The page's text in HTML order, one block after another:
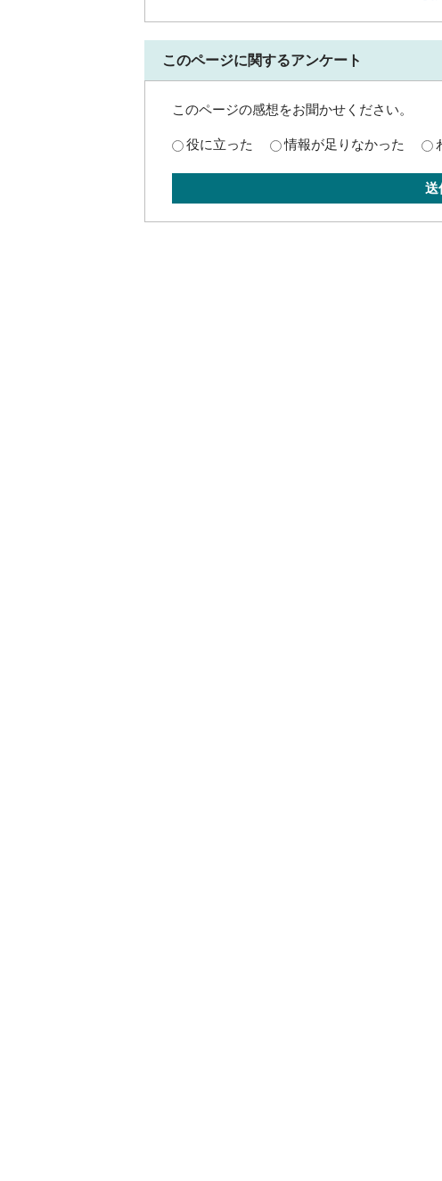
このページに関するアンケート
このページの感想をお聞かせください。
役に立った 情報が足りなかった
送